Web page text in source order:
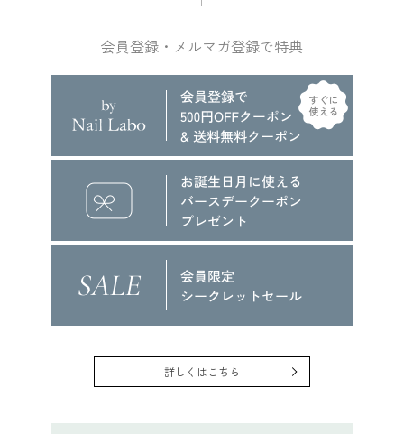
会員登録・メルマガ登録で特典
詳しくはこちら